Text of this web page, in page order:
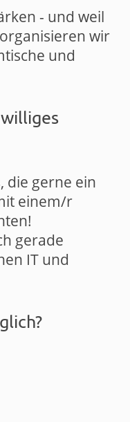
- und weil
wir
und
die gerne ein
einem/r
gerade
IT und